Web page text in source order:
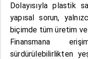
Dolayısıyla plastik
yapısal sorun,
biçimde tüm üretim
Finansmana
sürdürülebilirlikten